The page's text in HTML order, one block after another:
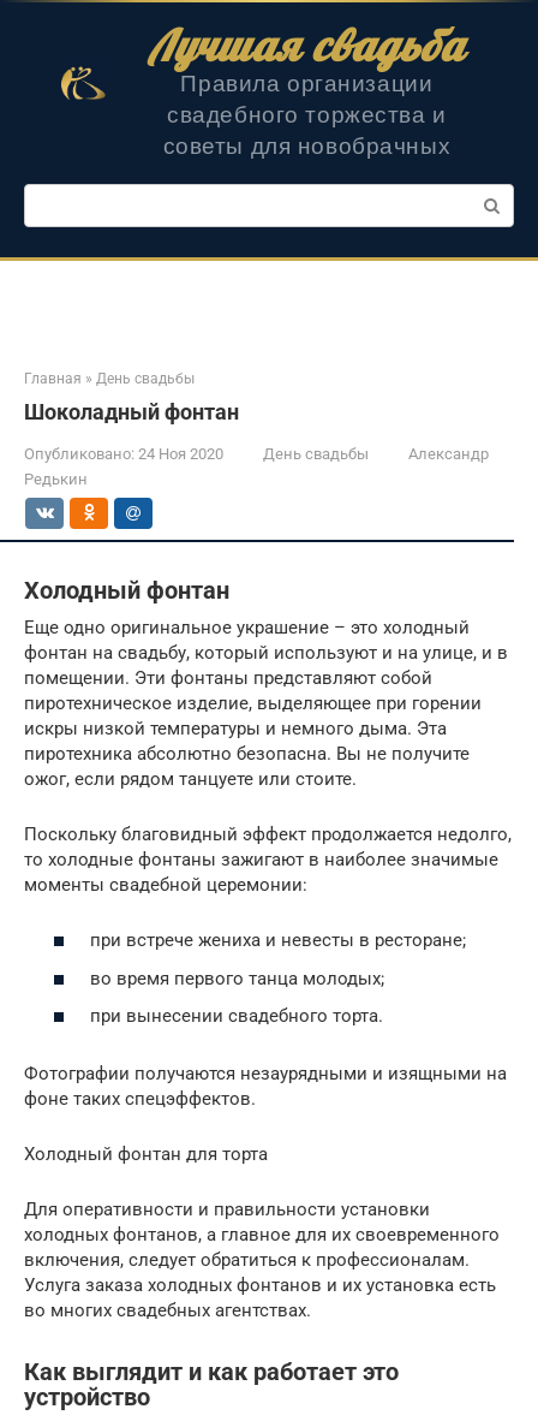
Лучшая свадьба
Правила организации
свадебного торжества и
советы для новобрачных
Поиск:
Главная » День свадьбы
Шоколадный фонтан
Опубликовано: 24 Ноя 2020 День свадьбы
Александр
Редькин
Холодный фонтан
Еще одно оригинальное украшение – это холодный
фонтан на свадьбу, который используют и на улице, и в
помещении. Эти фонтаны представляют собой
пиротехническое изделие, выделяющее при горении
искры низкой температуры и немного дыма. Эта
пиротехника абсолютно безопасна. Вы не получите
ожог, если рядом танцуете или стоите.
Поскольку благовидный эффект продолжается недолго,
то холодные фонтаны зажигают в наиболее значимые
моменты свадебной церемонии:
при встрече жениха и невесты в ресторане;
во время первого танца молодых;
при вынесении свадебного торта.
Фотографии получаются незаурядными и изящными на
фоне таких спецэффектов.
Холодный фонтан для торта
Для оперативности и правильности установки
холодных фонтанов, а главное для их своевременного
включения, следует обратиться к профессионалам.
Услуга заказа холодных фонтанов и их установка есть
во многих свадебных агентствах.
Как выглядит и как работает это
устройство